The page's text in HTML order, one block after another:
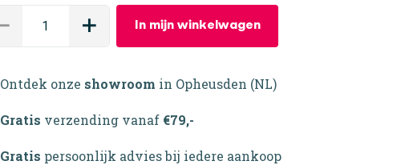
In mijn winkelwagen
Ontdek onze showroom in Opheusden (NL)
Gratis verzending vanaf €79,-
Gratis persoonlijk advies bij iedere aankoop